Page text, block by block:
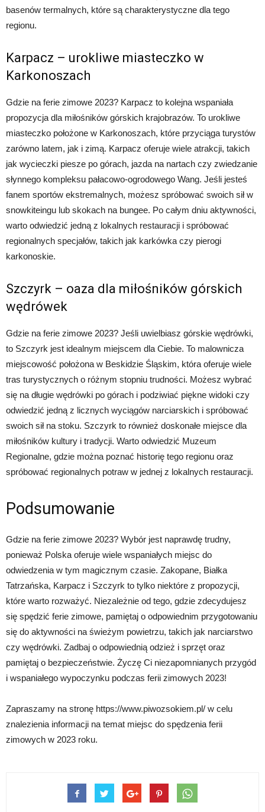
basenów termalnych, które są charakterystyczne dla tego
regionu.
Karpacz – urokliwe miasteczko w
Karkonoszach
Gdzie na ferie zimowe 2023? Karpacz to kolejna wspaniała
propozycja dla miłośników górskich krajobrazów. To urokliwe
miasteczko położone w Karkonoszach, które przyciąga turystów
zarówno latem, jak i zimą. Karpacz oferuje wiele atrakcji, takich
jak wycieczki piesze po górach, jazda na nartach czy zwiedzanie
słynnego kompleksu pałacowo-ogrodowego Wang. Jeśli jesteś
fanem sportów ekstremalnych, możesz spróbować swoich sił w
snowkiteingu lub skokach na bungee. Po całym dniu aktywności,
warto odwiedzić jedną z lokalnych restauracji i spróbować
regionalnych specjałów, takich jak karkówka czy pierogi
karkonoskie.
Szczyrk – oaza dla miłośników górskich
wędrówek
Gdzie na ferie zimowe 2023? Jeśli uwielbiasz górskie wędrówki,
to Szczyrk jest idealnym miejscem dla Ciebie. To malownicza
miejscowość położona w Beskidzie Śląskim, która oferuje wiele
tras turystycznych o różnym stopniu trudności. Możesz wybrać
się na długie wędrówki po górach i podziwiać piękne widoki czy
odwiedzić jedną z licznych wyciągów narciarskich i spróbować
swoich sił na stoku. Szczyrk to również doskonałe miejsce dla
miłośników kultury i tradycji. Warto odwiedzić Muzeum
Regionalne, gdzie można poznać historię tego regionu oraz
spróbować regionalnych potraw w jednej z lokalnych restauracji.
Podsumowanie
Gdzie na ferie zimowe 2023? Wybór jest naprawdę trudny,
ponieważ Polska oferuje wiele wspaniałych miejsc do
odwiedzenia w tym magicznym czasie. Zakopane, Białka
Tatrzańska, Karpacz i Szczyrk to tylko niektóre z propozycji,
które warto rozważyć. Niezależnie od tego, gdzie zdecydujesz
się spędzić ferie zimowe, pamiętaj o odpowiednim przygotowaniu
się do aktywności na świeżym powietrzu, takich jak narciarstwo
czy wędrówki. Zadbaj o odpowiednią odzież i sprzęt oraz
pamiętaj o bezpieczeństwie. Życzę Ci niezapomnianych przygód
i wspaniałego wypoczynku podczas ferii zimowych 2023!
Zapraszamy na stronę https://www.piwozsokiem.pl/ w celu
znalezienia informacji na temat miejsc do spędzenia ferii
zimowych w 2023 roku.